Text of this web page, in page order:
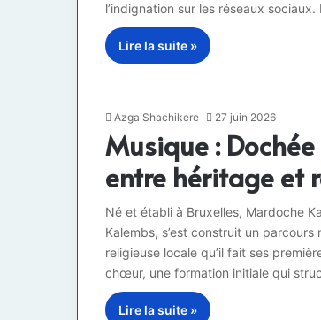
l’indignation sur les réseaux
Lire la suite »
Azga Shachikere 27 juin 2026
Musique :
entre héritage et
Né et établi à Bruxelles, Mardoche
Kalembs, s’est construit un
religieuse locale qu’il fait ses
chœur, une formation initiale qui
Lire la suite »